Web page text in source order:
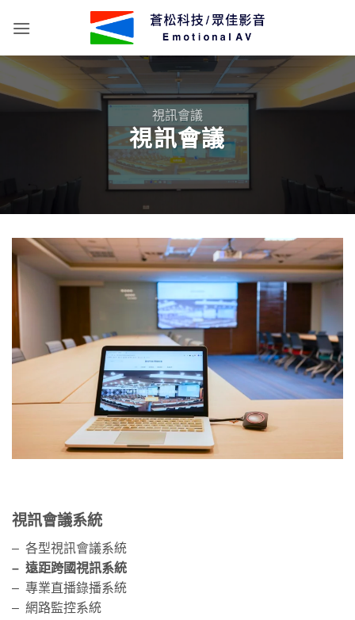
視訊會議
視訊會議
視訊會議系統
– 各型視訊會議系統
– 遠距跨國視訊系統
– 專業直播錄播系統
– 網路監控系統